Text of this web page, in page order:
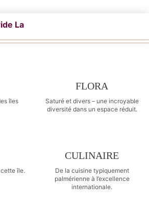
îles
FLORA
Saturé et divers – une incroyable
diversité dans un espace réduit.
île.
CULINAIRE
De la cuisine typiquement
palmérienne à l’excellence
internationale.